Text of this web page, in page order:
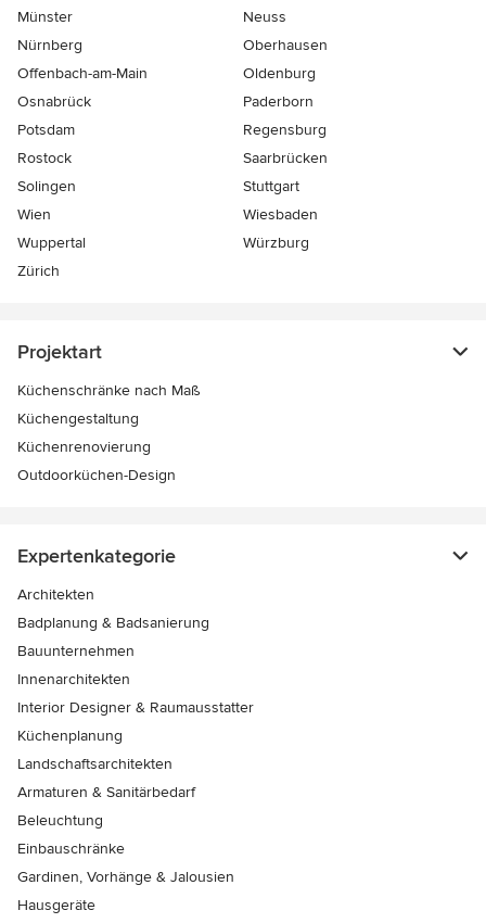
Münster
Neuss
Nürnberg
Oberhausen
Offenbach-am-Main
Oldenburg
Osnabrück
Paderborn
Potsdam
Regensburg
Rostock
Saarbrücken
Solingen
Stuttgart
Wien
Wiesbaden
Wuppertal
Würzburg
Zürich
Projektart
Küchenschränke nach Maß
Küchengestaltung
Küchenrenovierung
Outdoorküchen-Design
Expertenkategorie
Architekten
Badplanung & Badsanierung
Bauunternehmen
Innenarchitekten
Interior Designer & Raumausstatter
Küchenplanung
Landschaftsarchitekten
Armaturen & Sanitärbedarf
Beleuchtung
Einbauschränke
Gardinen, Vorhänge & Jalousien
Hausgeräte